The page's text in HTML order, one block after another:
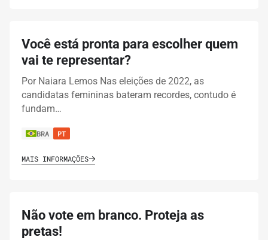
Você está pronta para escolher quem
vai te representar?
Por Naiara Lemos Nas eleições de 2022, as
candidatas femininas bateram recordes, contudo é
fundam…
BRA PT
MAIS INFORMAÇÕES
Não vote em branco. Proteja as
pretas!